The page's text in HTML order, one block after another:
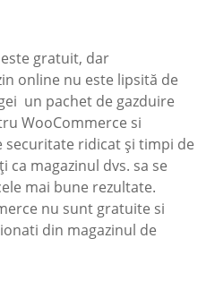
gratuit, dar
online nu este lipsită de
un pachet de gazduire
WooCommerce si
securitate ridicat și timpi de
ca magazinul dvs. sa se
mai bune rezultate.
nu sunt gratuite si
din magazinul de